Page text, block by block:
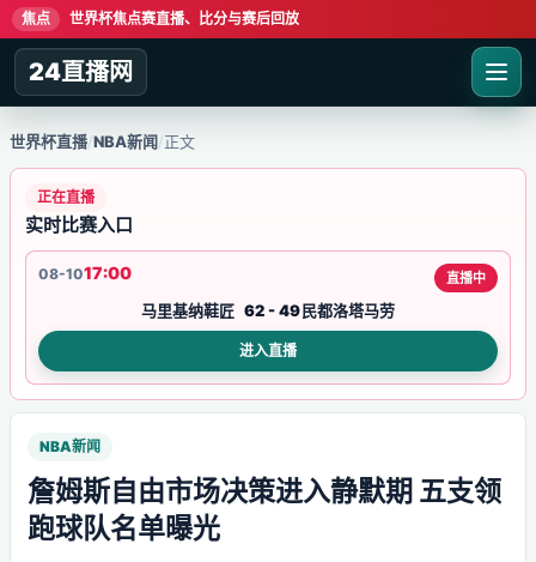
焦点 世界杯焦点赛直播、比分与赛后回放
24直播网
世界杯直播/NBA新闻/正文
正在直播
实时比赛入口
08-1017:00
马里基纳鞋匠 62 - 49民都洛塔马劳
直播中
进入直播
NBA新闻
詹姆斯自由市场决策进入静默期 五支领
跑球队名单曝光